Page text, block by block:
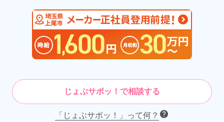
じょぶサポッ！で相談する
「じょぶサポッ！」って何？